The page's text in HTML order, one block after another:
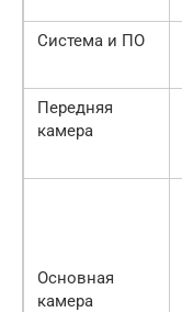
Система и ПО
Передняя
камера
Основная
камера